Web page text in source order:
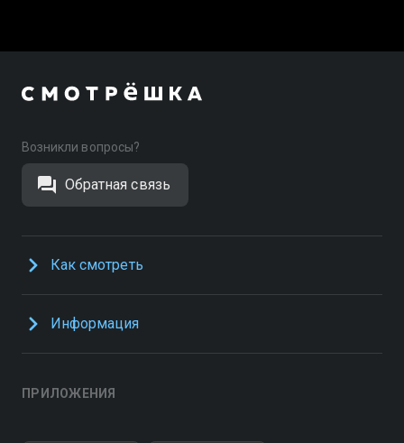
Возникли вопросы?
Обратная связь
Как смотреть
Информация
ПРИЛОЖЕНИЯ